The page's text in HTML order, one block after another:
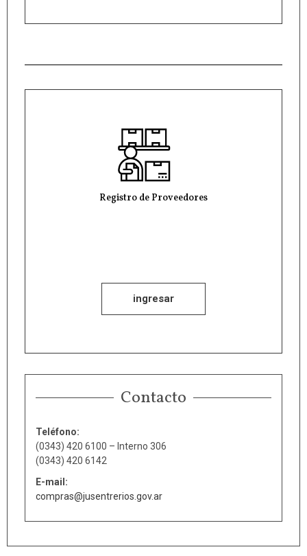
Registro de Proveedores
ingresar
Contacto
Teléfono:
(0343) 420 6100 – Interno 306
(0343) 420 6142
E-mail:
compras@jusentrerios.gov.ar